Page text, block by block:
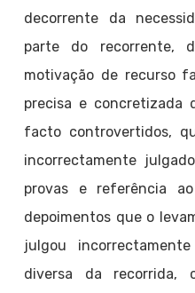
decorrente da
parte do recorrente,
motivação de recurso
precisa e concretizada
facto controvertidos,
incorrectamente
provas e referência
depoimentos que o
julgou
diversa da